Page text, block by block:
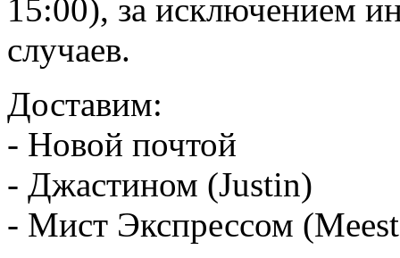
15:00), за исключением
случаев.
Доставим:
- Новой почтой
- Джастином (Justin)
- Мист Экспрессом